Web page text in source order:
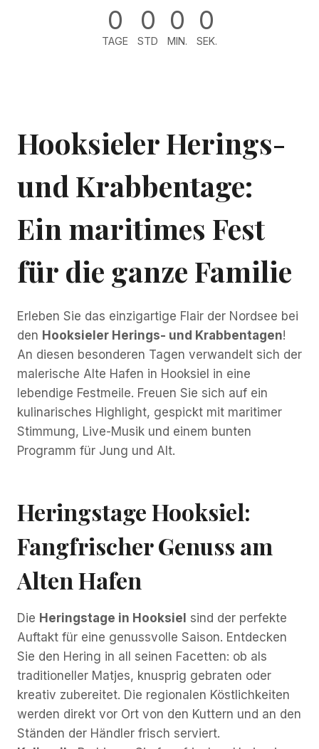
0
TAGE
0
STD
0
MIN.
0
SEK.
Hooksieler Herings-
und Krabbentage:
Ein maritimes Fest
für die ganze Familie
Erleben Sie das einzigartige Flair der Nordsee bei
den Hooksieler Herings- und Krabbentagen!
An diesen besonderen Tagen verwandelt sich der
malerische Alte Hafen in Hooksiel in eine
lebendige Festmeile. Freuen Sie sich auf ein
kulinarisches Highlight, gespickt mit maritimer
Stimmung, Live-Musik und einem bunten
Programm für Jung und Alt.
Heringstage Hooksiel:
Fangfrischer Genuss am
Alten Hafen
Die Heringstage in Hooksiel sind der perfekte
Auftakt für eine genussvolle Saison. Entdecken
Sie den Hering in all seinen Facetten: ob als
traditioneller Matjes, knusprig gebraten oder
kreativ zubereitet. Die regionalen Köstlichkeiten
werden direkt vor Ort von den Kuttern und an den
Ständen der Händler frisch serviert.